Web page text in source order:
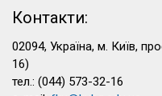
Контакти:
02094, Україна, м. Київ,
16)
тел.: (044) 573-32-16